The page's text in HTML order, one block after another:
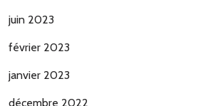
juin 2023
février 2023
janvier 2023
décembre 2022